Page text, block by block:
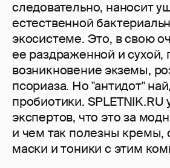
следовательно, наносит
естественной
экосистеме. Это, в свою
ее раздраженной и сухой,
возникновение экземы,
псориаза. Но "антидот"
пробиотики. SPLETNIK.RU
экспертов, что это за
и чем так полезны кремы,
маски и тоники с этим